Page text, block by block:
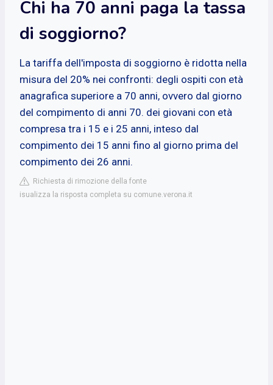
Chi ha 70 anni paga la tassa
di soggiorno?
La tariffa dell'imposta di soggiorno è ridotta nella
misura del 20% nei confronti: degli ospiti con età
anagrafica superiore a 70 anni, ovvero dal giorno
del compimento di anni 70. dei giovani con età
compresa tra i 15 e i 25 anni, inteso dal
compimento dei 15 anni fino al giorno prima del
compimento dei 26 anni.
Richiesta di rimozione della fonte
isualizza la risposta completa su comune.verona.it